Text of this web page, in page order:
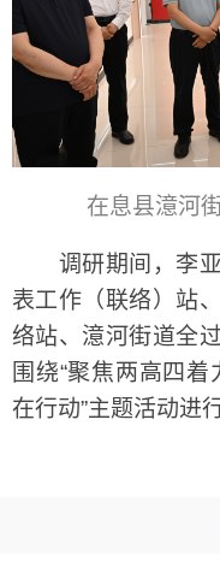
在息县澺河
调研期间，李亚
表工作（联络）站
络站、澺河街道全
围绕“聚焦两高四
在行动”主题活动进